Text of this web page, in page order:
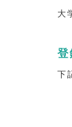
大
登
下